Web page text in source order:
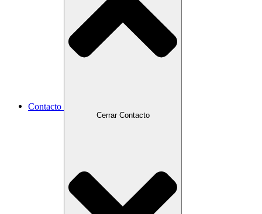
Contacto
Cerrar Contacto